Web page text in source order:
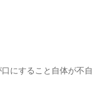
にすること自体が不自